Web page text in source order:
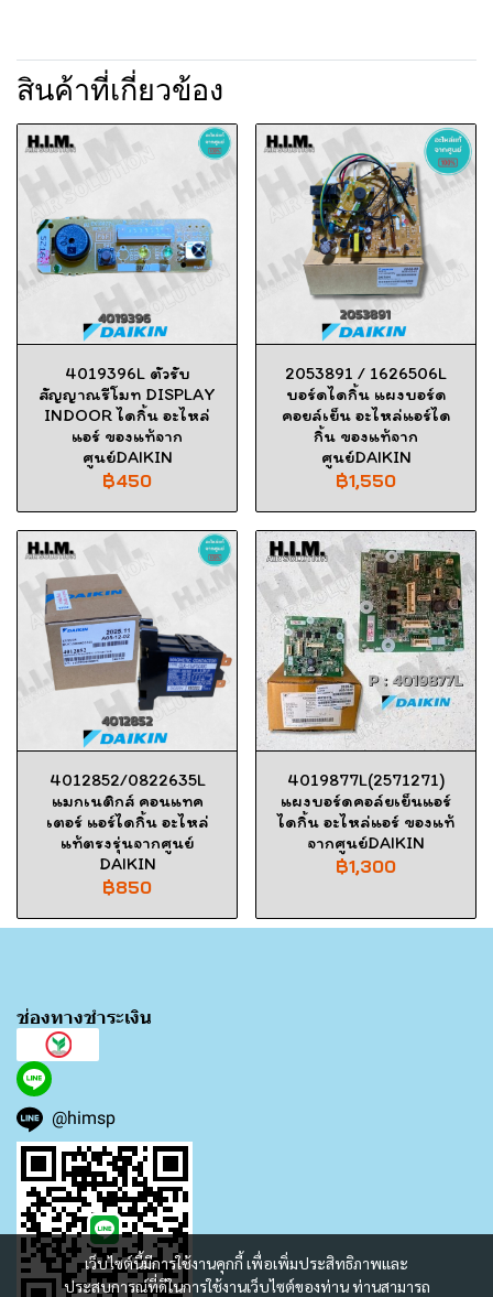
สินค้าที่เกี่ยวข้อง
4019396L ตัวรับ
สัญญาณรีโมท DISPLAY
INDOOR ไดกิ้น อะไหล่
แอร์ ของแท้จาก
ศูนย์DAIKIN
฿450
2053891 / 1626506L
บอร์ดไดกิ้น แผงบอร์ด
คอยล์เย็น อะไหล่แอร์ได
กิ้น ของแท้จาก
ศูนย์DAIKIN
฿1,550
4012852/0822635L
แมกเนติกส์ คอนแทค
เตอร์ แอร์ไดกิ้น อะไหล่
แท้ตรงรุ่นจากศูนย์
DAIKIN
฿850
4019877L(2571271)
แผงบอร์ดคอล์ยเย็นแอร์
ไดกิ้น อะไหล่แอร์ ของแท้
จากศูนย์DAIKIN
฿1,300
เว็บไซต์นี้มีการใช้งานคุกกี้ เพื่อเพิ่มประสิทธิภาพและ
ประสบการณ์ที่ดีในการใช้งานเว็บไซต์ของท่าน ท่านสามารถ
ช่องทางชำระเงิน
@himsp